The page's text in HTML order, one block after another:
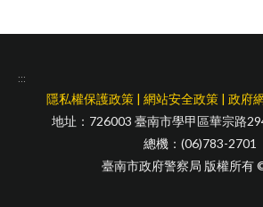
:::
隱私權保護政策 | 網站安全政策 | 政府
地址：726003 臺南市學甲區華宗路
總機：(06)783-2701
臺南市政府警察局 版權所有